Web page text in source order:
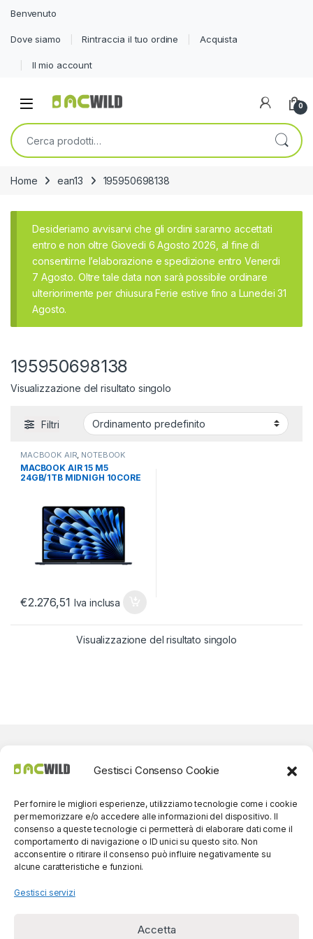
Gestisci Consenso Cookie
Per fornire le migliori esperienze, utilizziamo tecnologie come i cookie
per memorizzare e/o accedere alle informazioni del dispositivo. Il
consenso a queste tecnologie ci permetterà di elaborare dati come il
comportamento di navigazione o ID unici su questo sito. Non
acconsentire o ritirare il consenso può influire negativamente su
alcune caratteristiche e funzioni.
Gestisci servizi
Accetta
Benvenuto
Dove siamo Rintraccia il tuo ordine Acquista
Il mio account
0
Cerca:
Home ean13 195950698138
Desideriamo avvisarvi che gli ordini saranno accettati
entro e non oltre Giovedi 6 Agosto 2026, al fine di
consentirne l’elaborazione e spedizione entro Venerdi
7 Agosto. Oltre tale data non sarà possibile ordinare
ulteriorimente per chiusura Ferie estive fino a Lunedei 31
Agosto.
195950698138
Visualizzazione del risultato singolo
Filtri
MACBOOK AIR NOTEBOOK
ULTRABOOK TABLET
ULTRABOOK E CONVERTIBILI
MACBOOK AIR 15 M5
24GB/1TB MIDNIGH 10CORE
€2.276,51 Iva inclusa
Visualizzazione del risultato singolo